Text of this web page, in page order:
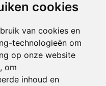
cookies
van cookies en
technologieën om
op onze website
om
inhoud en